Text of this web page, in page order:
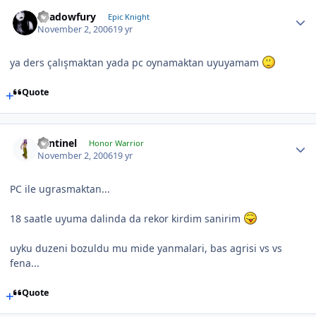
Shadowfury Epic Knight
November 2, 200619 yr
ya ders çalışmaktan yada pc oynamaktan uyuyamam
Quote
Sentinel Honor Warrior
November 2, 200619 yr
PC ile ugrasmaktan...
18 saatle uyuma dalinda da rekor kirdim sanirim
uyku duzeni bozuldu mu mide yanmalari, bas agrisi vs vs
fena...
Quote